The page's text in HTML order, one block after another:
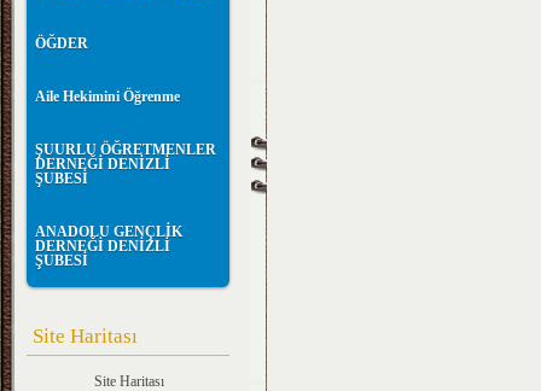
ÖĞDER
Aile Hekimini Öğrenme
ŞUURLU ÖĞRETMENLER
DERNEĞİ DENİZLİ
ŞUBESİ
ANADOLU GENÇLİK
DERNEĞİ DENİZLİ
ŞUBESİ
Site Haritası
Site Haritası